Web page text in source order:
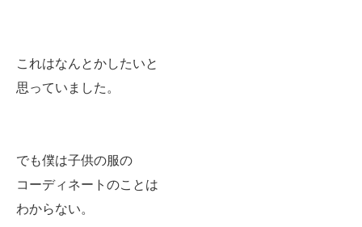
これはなんとかしたいと
思っていました。
でも僕は子供の服の
コーディネートのことは
わからない。